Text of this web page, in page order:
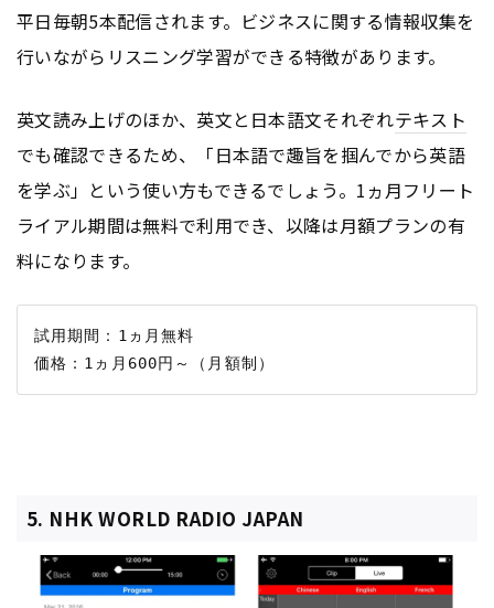
平日毎朝5本配信されます。ビジネスに関する情報収集を
行いながらリスニング学習ができる特徴があります。
英文読み上げのほか、英文と日本語文それぞれテキスト
でも確認できるため、「日本語で趣旨を掴んでから英語
を学ぶ」という使い方もできるでしょう。1ヵ月フリート
ライアル期間は無料で利用でき、以降は月額プランの有
料になります。
試用期間：1ヵ月無料
5. NHK WORLD RADIO JAPAN